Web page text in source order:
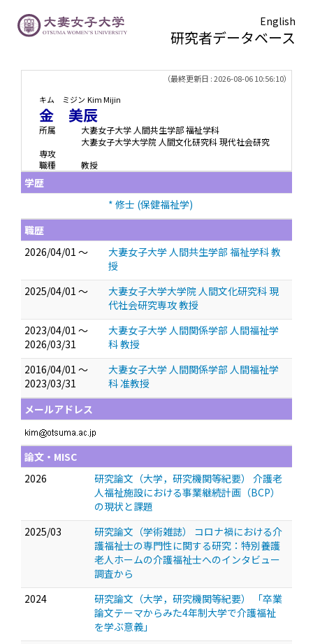
English
研究者データベース
（最終更新日 : 2026-08-06 10:56:10）
キム ミジン Kim Mijin
金 美辰
所属
大妻女子大学 人間共生学部 福祉学科
大妻女子大学大学院 人間文化研究科 現代社会研究
専攻
職種
教授
学歴
* 修士 (保健福祉学)
職歴
2026/04/01 ～
大妻女子大学 人間共生学部 福祉学科 教
授
2025/04/01 ～
大妻女子大学大学院 人間文化研究科 現
代社会研究専攻 教授
2023/04/01 ～
2026/03/31
大妻女子大学 人間関係学部 人間福祉学
科 教授
2016/04/01 ～
2023/03/31
大妻女子大学 人間関係学部 人間福祉学
科 准教授
メールアドレス
論文・MISC
2026
研究論文（大学，研究機関等紀要） 介護老
人福祉施設における事業継続計画（BCP）
の現状と課題
2025/03
研究論文（学術雑誌） コロナ禍における介
護福祉士の専門性に関する研究：特別養護
老人ホームの介護福祉士へのインタビュー
調査から
2024
研究論文（大学，研究機関等紀要） 「卒業
論文テーマからみた4年制大学で介護福祉
を学ぶ意義」